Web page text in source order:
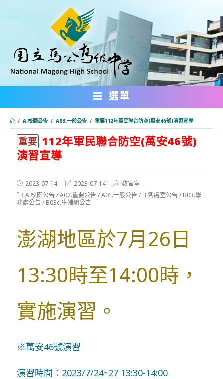
內
選單
/ A.校園公告 / A03.一般公告 / 重要112年軍民聯合防空(萬安46號)演習宣導
重要 112年軍民聯合防空(萬安46號)
演習宣導
Post
published:
2023-07-14
Post
last
modified:
2023-07-14
Post
author:
教官室
Post
category:
A.校園公告/A02.重要公告/A03.一般公告/ B.各處室公告/ B03.學
務處公告/ B03c.生輔組公告
澎湖地區於7月26日
13:30時至14:00時，
實施演習。
※萬安46號演習
演習時間：2023/7/24~27 13:30-14:00